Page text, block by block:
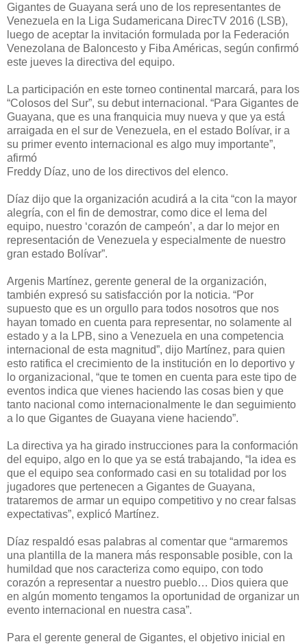
Gigantes de Guayana será uno de los representantes de
Venezuela en la Liga Sudamericana DirecTV 2016 (LSB),
luego de aceptar la invitación formulada por la Federación
Venezolana de Baloncesto y Fiba Américas, según confirmó
este jueves la directiva del equipo.
La participación en este torneo continental marcará, para los
“Colosos del Sur”, su debut internacional. “Para Gigantes de
Guayana, que es una franquicia muy nueva y que ya está
arraigada en el sur de Venezuela, en el estado Bolívar, ir a
su primer evento internacional es algo muy importante”,
afirmó
Freddy Díaz, uno de los directivos del elenco.
Díaz dijo que la organización acudirá a la cita “con la mayor
alegría, con el fin de demostrar, como dice el lema del
equipo, nuestro ‘corazón de campeón’, a dar lo mejor en
representación de Venezuela y especialmente de nuestro
gran estado Bolívar”.
Argenis Martínez, gerente general de la organización,
también expresó su satisfacción por la noticia. “Por
supuesto que es un orgullo para todos nosotros que nos
hayan tomado en cuenta para representar, no solamente al
estado y a la LPB, sino a Venezuela en una competencia
internacional de esta magnitud”, dijo Martínez, para quien
esto ratifica el crecimiento de la institución en lo deportivo y
lo organizacional, “que te tomen en cuenta para este tipo de
eventos indica que vienes haciendo las cosas bien y que
tanto nacional como internacionalmente le dan seguimiento
a lo que Gigantes de Guayana viene haciendo”.
La directiva ya ha girado instrucciones para la conformación
del equipo, algo en lo que ya se está trabajando, “la idea es
que el equipo sea conformado casi en su totalidad por los
jugadores que pertenecen a Gigantes de Guayana,
trataremos de armar un equipo competitivo y no crear falsas
expectativas”, explicó Martínez.
Díaz respaldó esas palabras al comentar que “armaremos
una plantilla de la manera más responsable posible, con la
humildad que nos caracteriza como equipo, con todo
corazón a representar a nuestro pueblo… Dios quiera que
en algún momento tengamos la oportunidad de organizar un
evento internacional en nuestra casa”.
Para el gerente general de Gigantes, el objetivo inicial en